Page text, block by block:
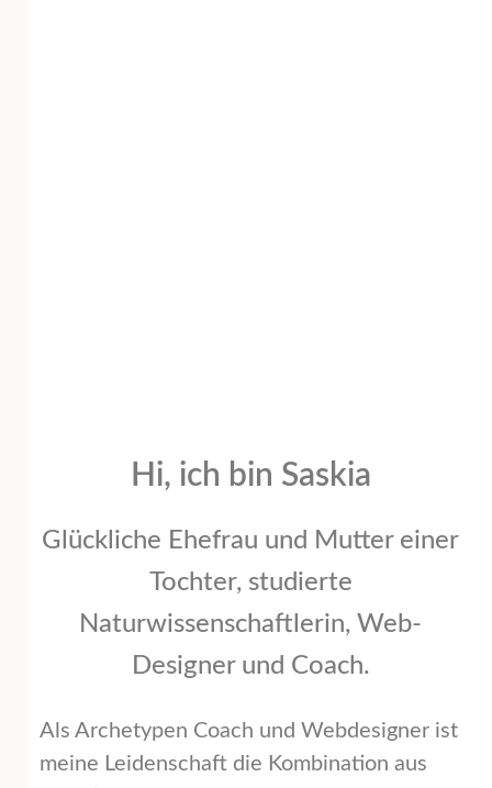
Hi, ich bin Saskia
Glückliche Ehefrau und Mutter einer
Tochter, studierte
Naturwissenschaftlerin, Web-
Designer und Coach.
Als Archetypen Coach und Webdesigner ist
meine Leidenschaft die Kombination aus